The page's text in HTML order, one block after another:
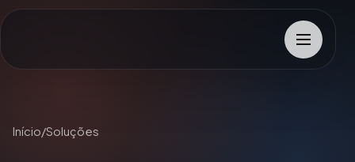
Abrir
Início/Soluções